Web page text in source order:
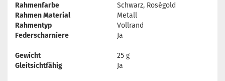
Rahmenfarbe
Schwarz, Roségold
Rahmen Material
Metall
Rahmentyp
Vollrand
Federscharniere
Ja
Gewicht
25 g
Gleitsichtfähig
Ja